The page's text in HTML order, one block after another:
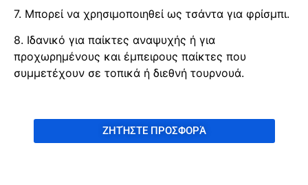
7. Μπορεί να χρησιμοποιηθεί ως τσάντα για φρίσμπι.
8. Ιδανικό για παίκτες αναψυχής ή για
προχωρημένους και έμπειρους παίκτες που
συμμετέχουν σε τοπικά ή διεθνή τουρνουά.
ΖΗΤΉΣΤΕ ΠΡΟΣΦΟΡΆ